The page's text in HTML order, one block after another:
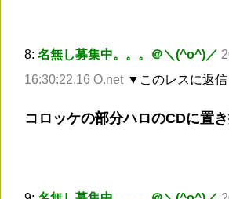
8: 名無し募集中。。。＠＼(^o^)／
16:30:22.16 O.net ▼このレスに返信
コロッケの部分ハロのCDに置